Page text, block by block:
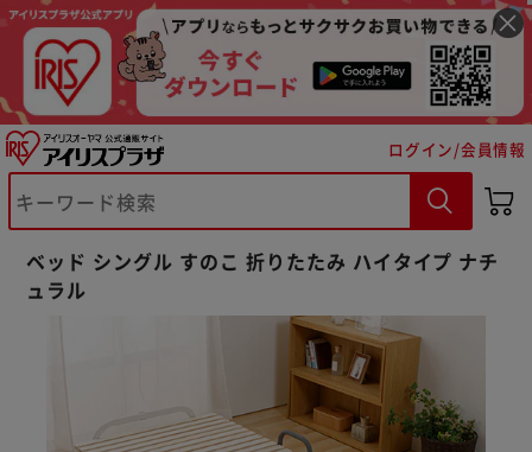
ログイン/会員情報
ベッド シングル すのこ 折りたたみ ハイタイプ ナチ
ュラル